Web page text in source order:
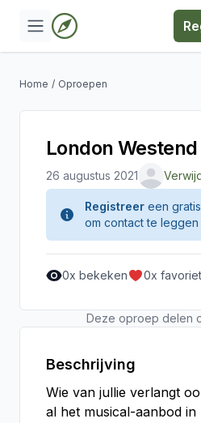
Home / Oproepen
London Westend
26 augustus 2021
Registreer een
om contact te leggen
0x bekeken 0x favoriet
Deze oproep delen
Beschrijving
Wie van jullie verlangt
al het musical-aanbod